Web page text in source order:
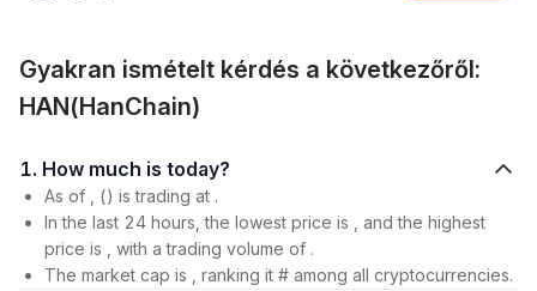
Gyakran ismételt kérdés a következőről:
HAN(HanChain)
1. How much is today?
As of , () is trading at .
In the last 24 hours, the lowest price is , and the highest
price is , with a trading volume of .
The market cap is , ranking it # among all cryptocurrencies.